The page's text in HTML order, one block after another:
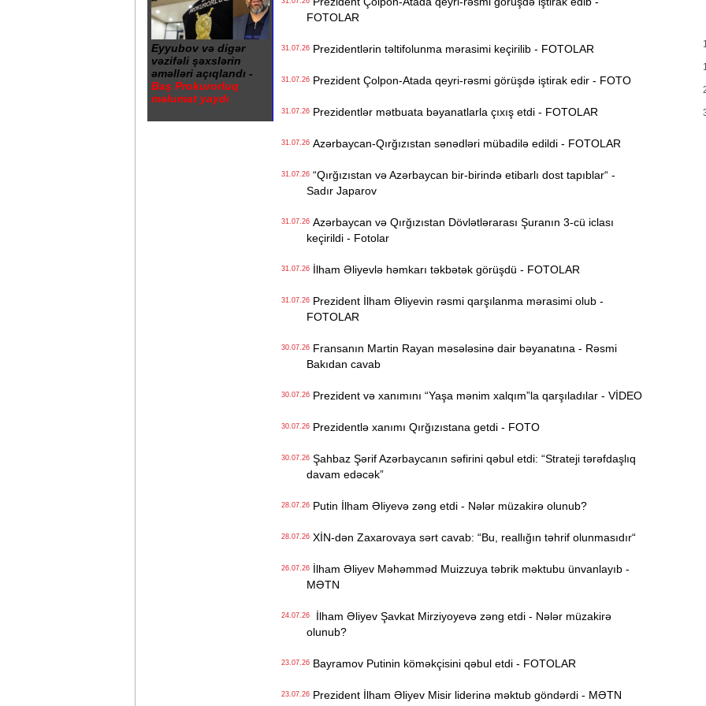
Eyyubov və digər
vəzifəli şəxslərin
əməlləri açıqlandı -
Baş Prokurorluq
məlumat yaydı
FOTOLAR
31.07.26Prezidentlərin təltifolunma mərasimi keçirilib - FOTOLAR
31.07.26Prezident Çolpon-Atada qeyri-rəsmi görüşdə iştirak edir - FOTO
31.07.26Prezidentlər mətbuata bəyanatlarla çıxış etdi - FOTOLAR
31.07.26Azərbaycan-Qırğızıstan sənədləri mübadilə edildi - FOTOLAR
31.07.26“Qırğızıstan və Azərbaycan bir-birində etibarlı dost tapıblar“ -
Sadır Japarov
31.07.26Azərbaycan və Qırğızıstan Dövlətlərarası Şuranın 3-cü iclası
keçirildi - Fotolar
31.07.26İlham Əliyevlə həmkarı təkbətək görüşdü - FOTOLAR
31.07.26Prezident İlham Əliyevin rəsmi qarşılanma mərasimi olub -
FOTOLAR
30.07.26Fransanın Martin Rayan məsələsinə dair bəyanatına - Rəsmi
Bakıdan cavab
30.07.26Prezident və xanımını “Yaşa mənim xalqım”la qarşıladılar - VİDEO
30.07.26Prezidentlə xanımı Qırğızıstana getdi - FOTO
30.07.26Şahbaz Şərif Azərbaycanın səfirini qəbul etdi: “Strateji tərəfdaşlıq
davam edəcək”
28.07.26Putin İlham Əliyevə zəng etdi - Nələr müzakirə olunub?
28.07.26XİN-dən Zaxarovaya sərt cavab: “Bu, reallığın təhrif olunmasıdır“
26.07.26İlham Əliyev Məhəmməd Muizzuya təbrik məktubu ünvanlayıb -
MƏTN
24.07.26İlham Əliyev Şavkat Mirziyoyevə zəng etdi - Nələr müzakirə
olunub?
23.07.26Bayramov Putinin köməkçisini qəbul etdi - FOTOLAR
23.07.26Prezident İlham Əliyev Misir liderinə məktub göndərdi - MƏTN